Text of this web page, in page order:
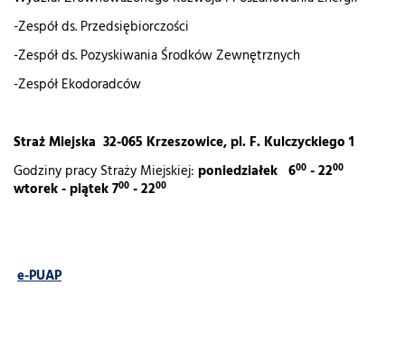
-Zespół ds. Przedsiębiorczości
-Zespół ds. Pozyskiwania Środków Zewnętrznych
-Zespół Ekodoradców
Straż Miejska 32-065 Krzeszowice, pl. F. Kulczyckiego 1
Godziny pracy Straży Miejskiej: poniedziałek 600 - 2200
wtorek - piątek 700 - 2200
e-PUAP